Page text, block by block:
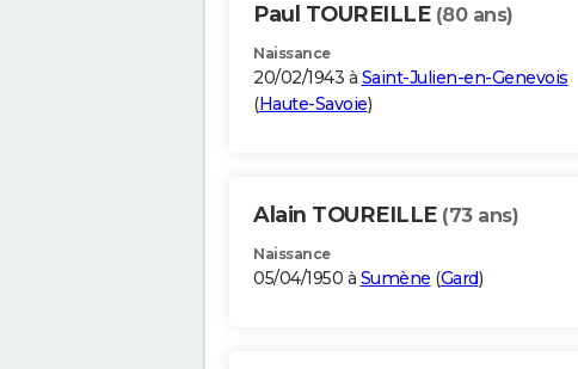
Paul TOUREILLE (80 ans)
Naissance
20/02/1943 à Saint-Julien-en-Genevois
(Haute-Savoie)
Alain TOUREILLE (73 ans)
Naissance
05/04/1950 à Sumène (Gard)